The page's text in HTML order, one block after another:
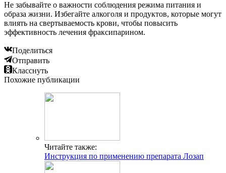
Не забывайте о важности соблюдения режима питания и
образа жизни. Избегайте алкоголя и продуктов, которые могут
влиять на свертываемость крови, чтобы повысить
эффективность лечения фраксипарином.
Поделиться
Отправить
Класснуть
Похожие публикации
Читайте также:
Инструкция по применению препарата Лозап